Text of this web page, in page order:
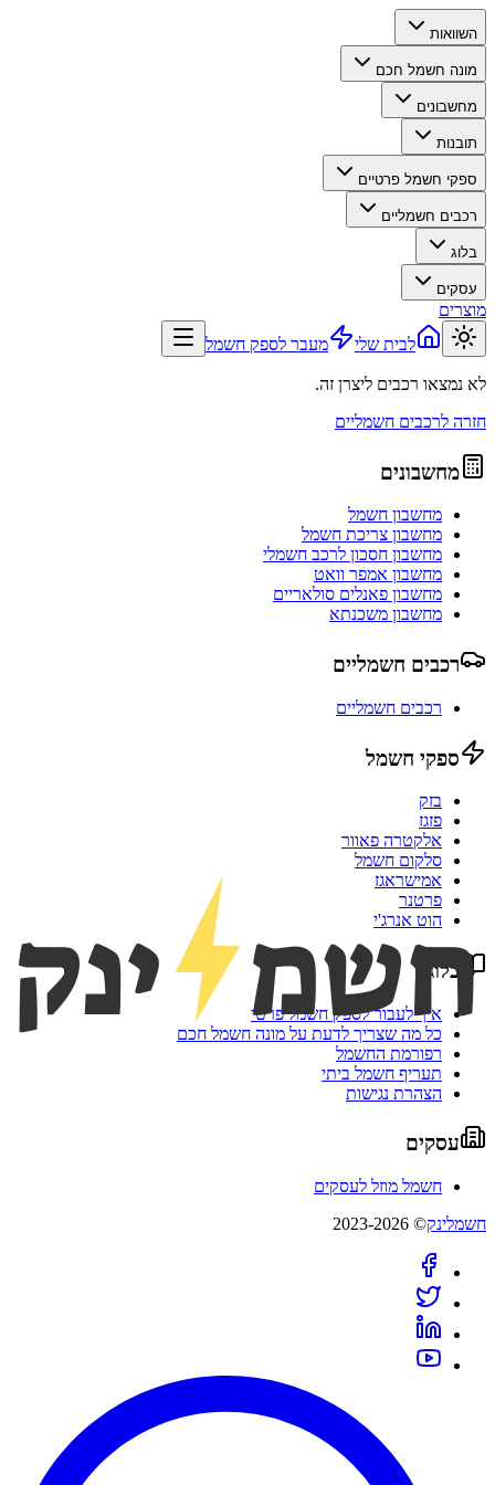
השוואות
מונה חשמל חכם
מחשבונים
תובנות
ספקי חשמל פרטיים
רכבים חשמליים
בלוג
עסקים
מוצרים
לבית שלי
מעבר לספק חשמל
לא נמצאו רכבים ליצרן זה.
חזרה לרכבים חשמליים
מחשבונים
מחשבון חשמל
מחשבון צריכת חשמל
מחשבון חסכון לרכב חשמלי
מחשבון אמפר וואט
מחשבון פאנלים סולאריים
מחשבון משכנתא
רכבים חשמליים
רכבים חשמליים
ספקי חשמל
בזק
פזגז
אלקטרה פאוור
סלקום חשמל
אמישראגז
פרטנר
הוט אנרג'י
בלוג
איך לעבור לספק חשמל פרטי
כל מה שצריך לדעת על מונה חשמל חכם
רפורמת החשמל
תעריף חשמל ביתי
הצהרת נגישות
עסקים
חשמל מוזל לעסקים
חשמלינק© 2023-2026